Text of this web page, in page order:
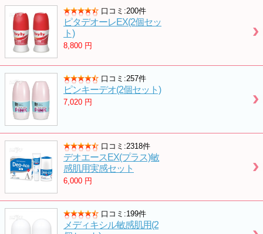
口コミ:200件
ピタデオーレEX(2個セッ
ト)
8,800 円
口コミ:257件
ピンキーデオ(2個セット)
7,020 円
口コミ:2318件
デオエースEX(プラス)敏
感肌用実感セット
6,000 円
口コミ:199件
メディキシル敏感肌用(2